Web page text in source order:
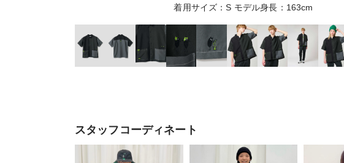
着用サイズ：S モデル身長：163cm
スタッフコーディネート